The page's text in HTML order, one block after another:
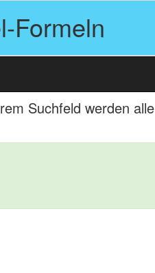
Formeln
Suchfeld werden